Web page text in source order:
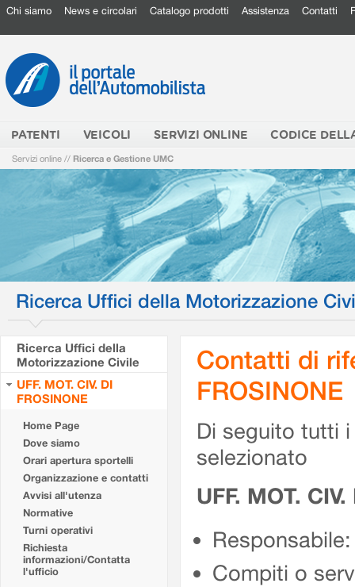
Chi siamo News e circolari Catalogo prodotti Assistenza Contatti
PATENTI VEICOLI SERVIZI ONLINE CODICE
Servizi online // Ricerca e Gestione UMC
Ricerca Uffici della Motorizzazione
Ricerca Uffici della
Motorizzazione Civile
UFF. MOT. CIV. DI
FROSINONE
Home Page
Dove siamo
Orari apertura sportelli
Organizzazione e contatti
Avvisi all'utenza
Normative
Turni operativi
Richiesta
informazioni/Contatta
l'ufficio
Contatti di
FROSINONE
Di seguito tutti
selezionato
UFF. MOT.
Compiti o